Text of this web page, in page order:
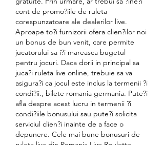
cont de promo?iile de ruleta
corespunzatoare ale dealerilor live.
Aproape to?i furnizorii ofera clien?ilor noi
un bonus de bun venit, care permite
jucatorului sa i?i mareasca bugetul
pentru jocuri. Daca dorii in principal sa
juca?i ruleta live online, trebuie sa va
asigura?i ca jocul este inclus la termenii ?i
condi?ii., bilete romania germania. Pute?i
afla despre acest lucru in termenii ?i
condi?iile bonusului sau pute?i solicita
serviciul clien?i inainte de a face o
depunere. Cele mai bune bonusuri de